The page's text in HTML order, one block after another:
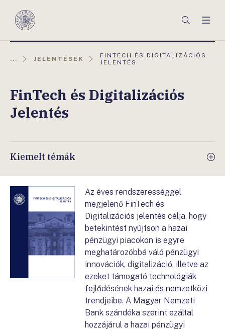
Magyar
Keresés
... JELENTÉSEK
AKTUÁLIS
OLDAL:
FINTECH ÉS DIGITALIZÁCIÓS
JELENTÉS
FinTech és Digitalizációs
Jelentés
Kiemelt témák
Az éves rendszerességgel
megjelenő FinTech és
Digitalizációs jelentés célja, hogy
betekintést nyújtson a hazai
pénzügyi piacokon is egyre
meghatározóbbá váló pénzügyi
innovációk, digitalizáció, illetve az
ezeket támogató technológiák
fejlődésének hazai és nemzetközi
trendjeibe. A Magyar Nemzeti
Bank szándéka szerint ezáltal
hozzájárul a hazai pénzügyi